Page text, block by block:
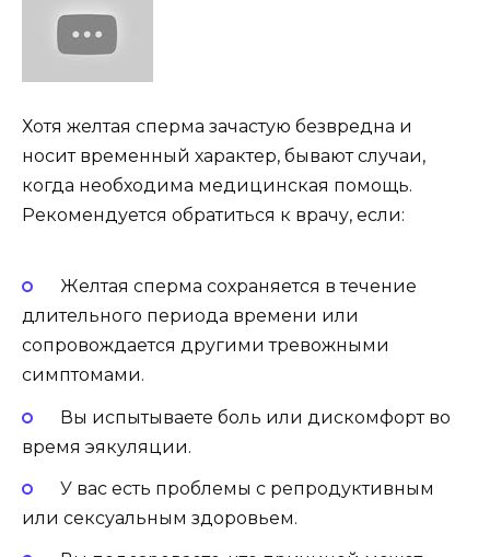
Хотя желтая сперма зачастую безвредна и
носит временный характер, бывают случаи,
когда необходима медицинская помощь.
Рекомендуется обратиться к врачу, если:
Желтая сперма сохраняется в течение
длительного периода времени или
сопровождается другими тревожными
симптомами.
Вы испытываете боль или дискомфорт во
время эякуляции.
У вас есть проблемы с репродуктивным
или сексуальным здоровьем.